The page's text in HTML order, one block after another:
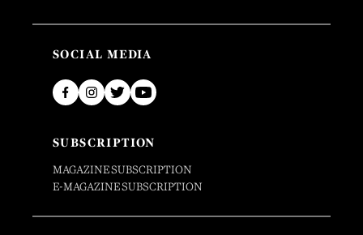
SOCIAL MEDIA
SUBSCRIPTION
MAGAZINE SUBSCRIPTION
E-MAGAZINE SUBSCRIPTION